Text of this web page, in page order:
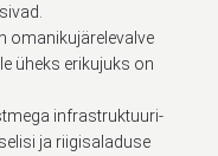
omanikujärelevalve
üheks erikujuks on
infrastruktuuri-
ja riigisaladuse